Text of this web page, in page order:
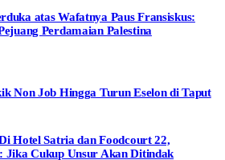
atas Wafatnya Paus Fransiskus:
Perdamaian Palestina
Non Job Hingga Turun Eselon di Taput
Hotel Satria dan Foodcourt 22,
Cukup Unsur Akan Ditindak